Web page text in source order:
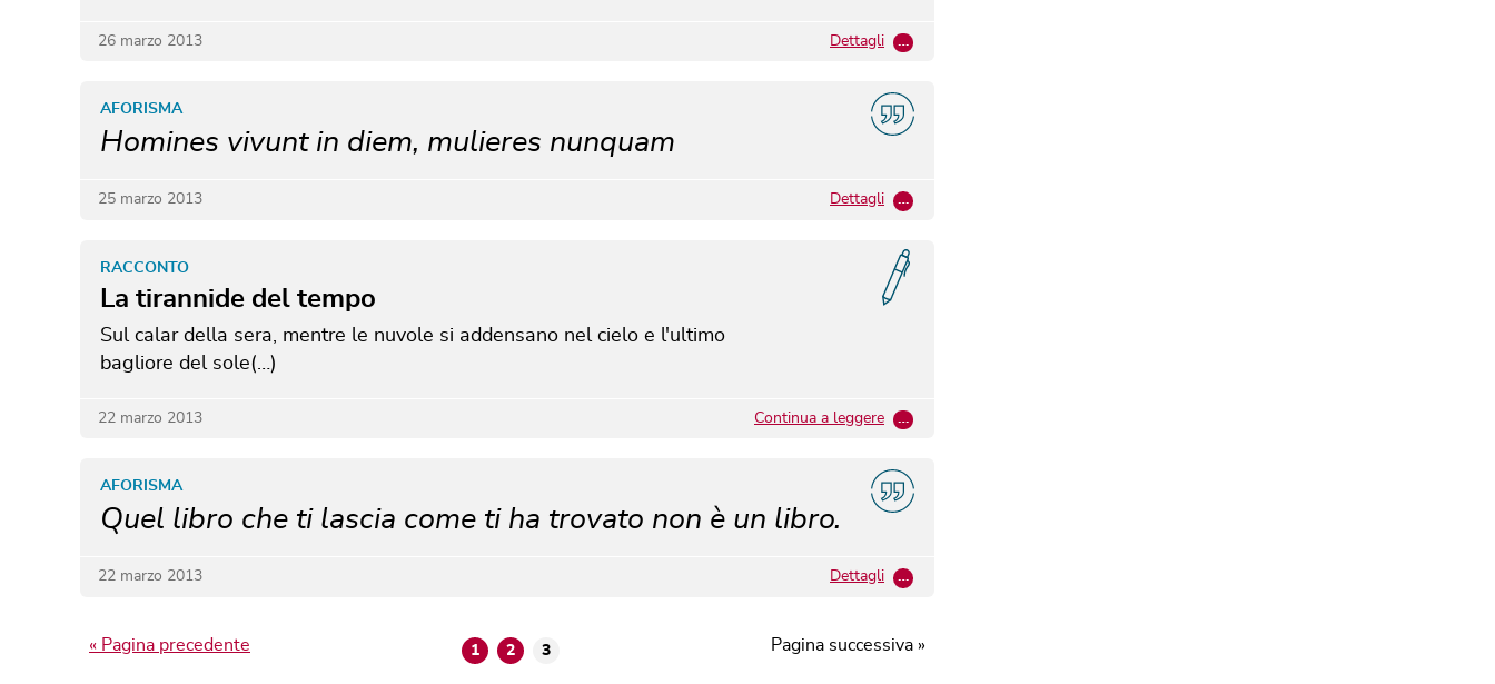
26 marzo 2013 Dettagli …
Homines vivunt in diem, mulieres nunquam
AFORISMA
25 marzo 2013 Dettagli …
La tirannide del tempo
RACCONTO
Sul calar della sera, mentre le nuvole si addensano nel cielo e l'ultimo
bagliore del sole(…)
22 marzo 2013 Continua a leggere …
Quel libro che ti lascia come ti ha trovato non è un libro.
AFORISMA
22 marzo 2013 Dettagli …
1 2 3
« Pagina precedente Pagina successiva »